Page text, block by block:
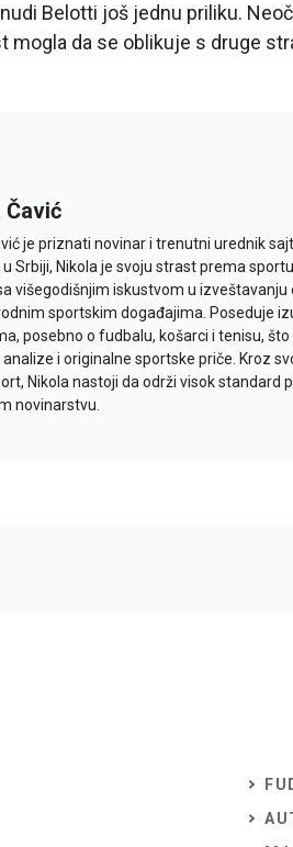
Belotti još jednu priliku.
mogla da se oblikuje s druge
Čavić
je priznati novinar i trenutni urednik
Srbiji, Nikola je svoju strast prema
višegodišnjim iskustvom u izveštavanju
sportskim događajima. Poseduje
posebno o fudbalu, košarci i tenisu,
i originalne sportske priče. Kroz
Nikola nastoji da održi visok standard
novinarstvu.